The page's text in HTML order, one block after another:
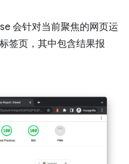
会针对当前聚焦的网页运
签页，其中包含结果报